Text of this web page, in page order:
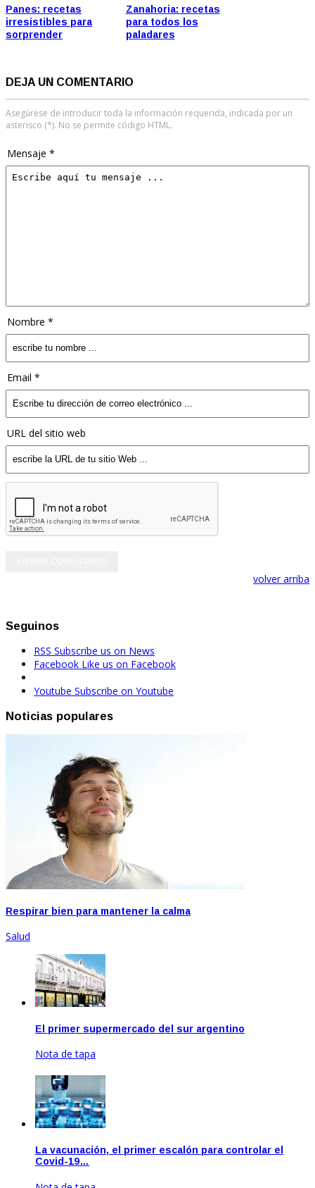
Panes: recetas
irresistibles para
sorprender
Zanahoria: recetas
para todos los
paladares
DEJA UN COMENTARIO
Asegúrese de introducir toda la información requerida, indicada por un
asterisco (*). No se permite código HTML.
Mensaje *
Nombre *
Email *
URL del sitio web
volver arriba
Seguinos
RSS Subscribe us on News
Facebook Like us on Facebook
Youtube Subscribe on Youtube
Noticias populares
Respirar bien para mantener la calma
Salud
El primer supermercado del sur argentino
Nota de tapa
La vacunación, el primer escalón para controlar el
Covid-19…